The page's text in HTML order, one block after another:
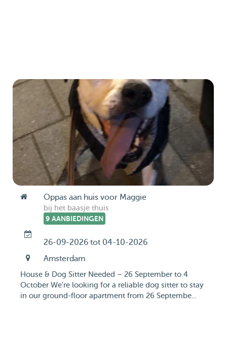
Oppas aan huis voor Maggie
bij het baasje thuis
9 AANBIEDINGEN
26-09-2026 tot 04-10-2026
Amsterdam
House & Dog Sitter Needed – 26 September to 4
October We're looking for a reliable dog sitter to stay
in our ground-floor apartment from 26 Septembe...